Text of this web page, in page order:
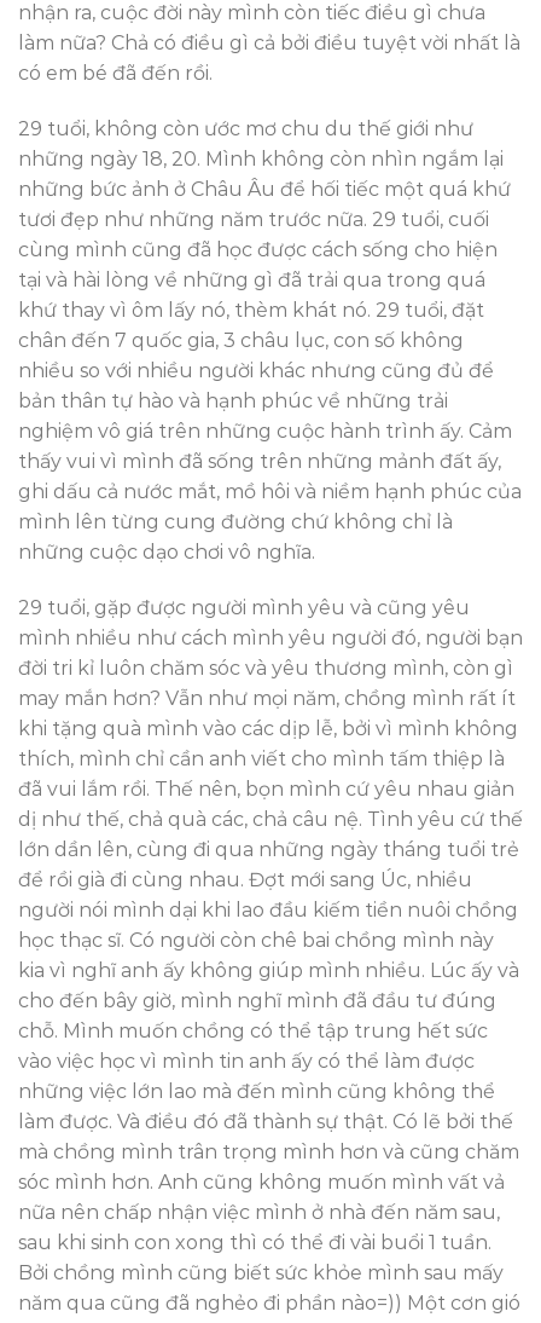
nhận ra, cuộc đời này mình còn tiếc điều gì chưa
làm nữa? Chả có điều gì cả bởi điều tuyệt vời nhất là
có em bé đã đến rồi.
29 tuổi, không còn ước mơ chu du thế giới như
những ngày 18, 20. Mình không còn nhìn ngắm lại
những bức ảnh ở Châu Âu để hối tiếc một quá khứ
tươi đẹp như những năm trước nữa. 29 tuổi, cuối
cùng mình cũng đã học được cách sống cho hiện
tại và hài lòng về những gì đã trải qua trong quá
khứ thay vì ôm lấy nó, thèm khát nó. 29 tuổi, đặt
chân đến 7 quốc gia, 3 châu lục, con số không
nhiều so với nhiều người khác nhưng cũng đủ để
bản thân tự hào và hạnh phúc về những trải
nghiệm vô giá trên những cuộc hành trình ấy. Cảm
thấy vui vì mình đã sống trên những mảnh đất ấy,
ghi dấu cả nước mắt, mồ hôi và niềm hạnh phúc của
mình lên từng cung đường chứ không chỉ là
những cuộc dạo chơi vô nghĩa.
29 tuổi, gặp được người mình yêu và cũng yêu
mình nhiều như cách mình yêu người đó, người bạn
đời tri kỉ luôn chăm sóc và yêu thương mình, còn gì
may mắn hơn? Vẫn như mọi năm, chồng mình rất ít
khi tặng quà mình vào các dịp lễ, bởi vì mình không
thích, mình chỉ cần anh viết cho mình tấm thiệp là
đã vui lắm rồi. Thế nên, bọn mình cứ yêu nhau giản
dị như thế, chả quà các, chả câu nệ. Tình yêu cứ thế
lớn dần lên, cùng đi qua những ngày tháng tuổi trẻ
để rồi già đi cùng nhau. Đợt mới sang Úc, nhiều
người nói mình dại khi lao đầu kiếm tiền nuôi chồng
học thạc sĩ. Có người còn chê bai chồng mình này
kia vì nghĩ anh ấy không giúp mình nhiều. Lúc ấy và
cho đến bây giờ, mình nghĩ mình đã đầu tư đúng
chỗ. Mình muốn chồng có thể tập trung hết sức
vào việc học vì mình tin anh ấy có thể làm được
những việc lớn lao mà đến mình cũng không thể
làm được. Và điều đó đã thành sự thật. Có lẽ bởi thế
mà chồng mình trân trọng mình hơn và cũng chăm
sóc mình hơn. Anh cũng không muốn mình vất vả
nữa nên chấp nhận việc mình ở nhà đến năm sau,
sau khi sinh con xong thì có thể đi vài buổi 1 tuần.
Bởi chồng mình cũng biết sức khỏe mình sau mấy
năm qua cũng đã nghẻo đi phần nào=)) Một cơn gió